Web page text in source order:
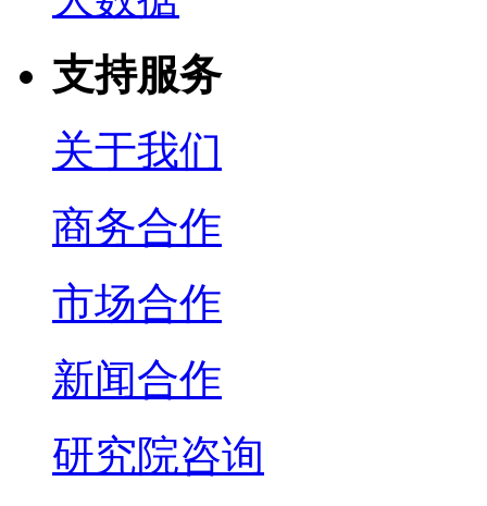
支持服务
关于我们
商务合作
市场合作
新闻合作
研究院咨询